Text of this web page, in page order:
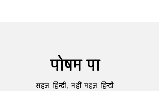
पोषम पा
सहज हिन्दी, नहीं महज़ हिन्दी